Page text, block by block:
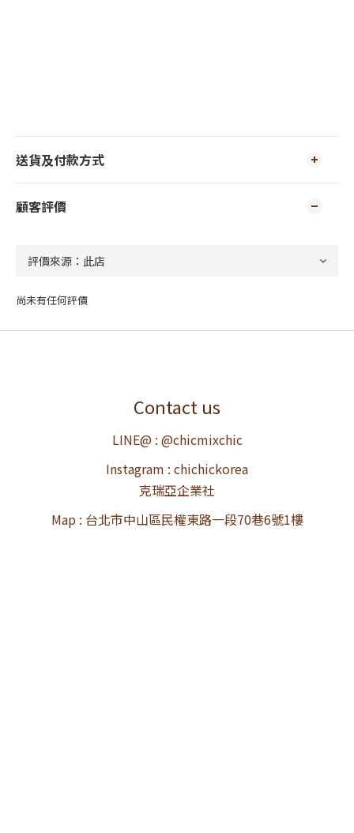
送貨及付款方式
顧客評價
尚未有任何評價
Contact us
LINE@ : @chicmixchic
Instagram : chichickorea
克瑞亞企業社
Map : 台北市中山區民權東路一段70巷6號1樓